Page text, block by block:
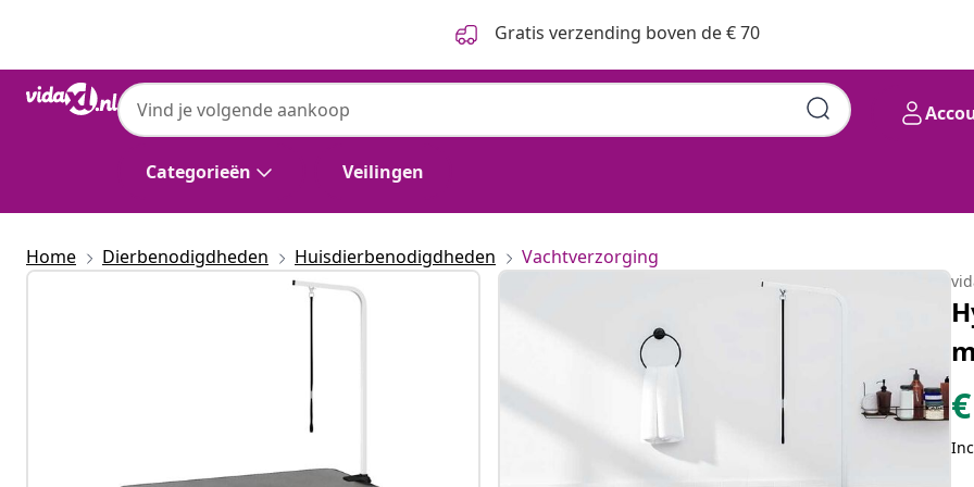
Gratis verzending boven de € 70
Categorieën Veilingen
Home Dierbenodigdheden Huisdierbenodigdheden Vachtverzorging
€